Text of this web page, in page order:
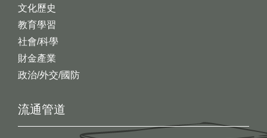
文化歷史
教育學習
社會/科學
財金產業
政治/外交/國防
流通管道